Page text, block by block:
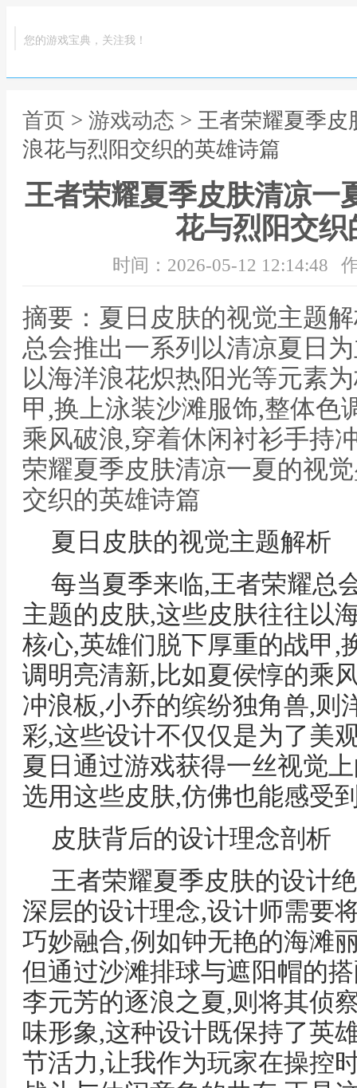
您的游戏宝典，关注我！
首页 > 游戏动态 > 王者荣耀夏季
浪花与烈阳交织的英雄诗篇
王者荣耀夏季皮肤清凉一
花与烈阳交织
时间：2026-05-12 12:14:48
摘要：夏日皮肤的视觉主题
总会推出一系列以清凉夏日
以海洋浪花炽热阳光等元素
甲,换上泳装沙滩服饰,整体色
乘风破浪,穿着休闲衬衫手持
荣耀夏季皮肤清凉一夏的视
交织的英雄诗篇
夏日皮肤的视觉主题解析
每当夏季来临,王者荣耀总
主题的皮肤,这些皮肤往往以
核心,英雄们脱下厚重的战甲,
调明亮清新,比如夏侯惇的乘
冲浪板,小乔的缤纷独角兽,则
彩,这些设计不仅仅是为了美
夏日通过游戏获得一丝视觉
选用这些皮肤,仿佛也能感受
皮肤背后的设计理念剖析
王者荣耀夏季皮肤的设计
深层的设计理念,设计师需要
巧妙融合,例如钟无艳的海滩
但通过沙滩排球与遮阳帽的
李元芳的逐浪之夏,则将其侦
味形象,这种设计既保持了英
节活力,让我作为玩家在操控